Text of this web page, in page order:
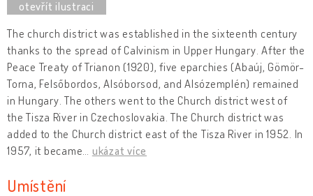
The church district was established in the sixteenth century
thanks to the spread of Calvinism in Upper Hungary. After the
Peace Treaty of Trianon (1920), five eparchies (Abaúj, Gömör-
Torna, Felsőbordos, Alsóborsod, and Alsózemplén) remained
in Hungary. The others went to the Church district west of
the Tisza River in Czechoslovakia. The Church district was
added to the Church district east of the Tisza River in 1952. In
1957, it became
ukázat více
Umístění